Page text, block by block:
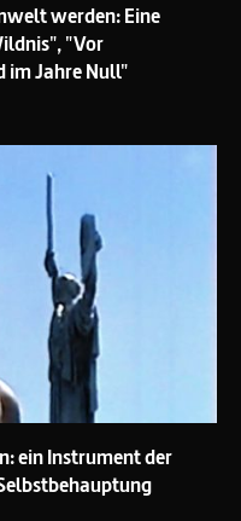
werden: Eine
"Vor
im Jahre Null"
ein Instrument der